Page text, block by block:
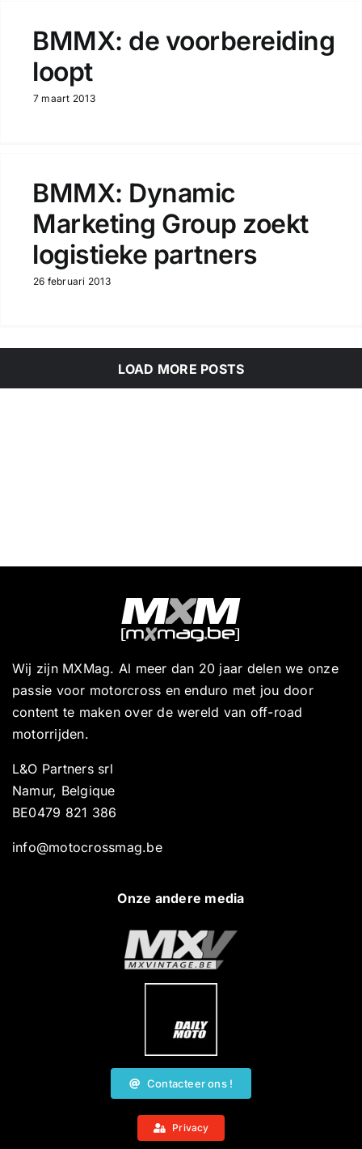
BMMX: de voorbereiding
loopt
7 maart 2013
BMMX: Dynamic
Marketing Group zoekt
logistieke partners
26 februari 2013
LOAD MORE POSTS
Wij zijn MXMag. Al meer dan 20 jaar delen we onze
passie voor motorcross en enduro met jou door
content te maken over de wereld van off-road
motorrijden.
L&O Partners srl
Namur, Belgique
BE0479 821 386
info@motocrossmag.be
Onze andere media
Contacteer ons !
Privacy